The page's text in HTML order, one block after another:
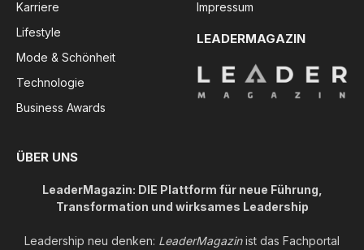
Karriere
Lifestyle
Mode & Schönheit
Technologie
Business Awards
Impressum
LEADERMAGAZIN
ÜBER UNS
LeaderMagazin: DIE Plattform für neue Führung,
Transformation und wirksames Leadership
Leadership neu denken: LeaderMagazinist das Fachportal